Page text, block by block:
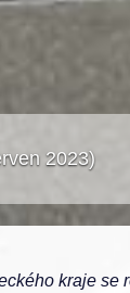
2023)
kraje se